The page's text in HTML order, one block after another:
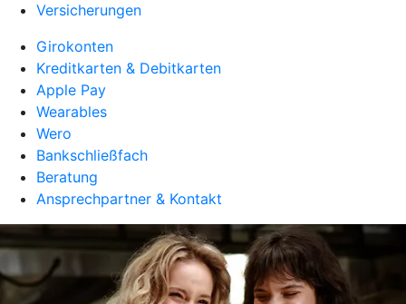
Versicherungen
Girokonten
Kreditkarten & Debitkarten
Apple Pay
Wearables
Wero
Bankschließfach
Beratung
Ansprechpartner & Kontakt